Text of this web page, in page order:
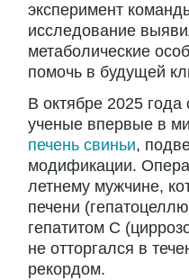
эксперимент
исследование
метаболические
помочь в будущей
В октябре 2025 года
ученые впервые в
печень свиньи,
модификации.
летнему мужчине,
печени
гепатитом С
не отторгался в
рекордом.